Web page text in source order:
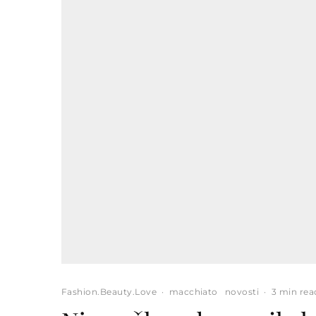
Fashion.Beauty.Love · macchiato novosti · 3 min